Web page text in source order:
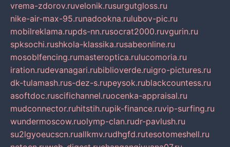
vrema-zdorov.ruvelonik.rusurgutgloss.ru
nike-air-max-95.runadookna.rulubov-pic.ru
mobilreklama.rupds-nn.rusocrat2000.ruvgurin.ru
spksochi.rushkola-klassika.rusabeonline.ru
mosoblfencing.rumasteroptica.rulucomoria.ru
iration.rudevanagari.rubiblioverde.ruigro-pictures.ru
dk-tulamash.rus-dez-s.rupeysok.rublackcountess.ru
asoftdoc.ruscifichannel.ruocenka-appraisal.ru
mudconnector.ruhitstih.rupik-finance.ruvip-surfing.ru
wundermoscow.ruolymp-clan.rudr-pavlush.ru
su2lgyoeucscn.ruallkmv.rudhgfd.rutesotomeshell.ru